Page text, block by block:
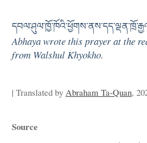
Abhaya wrote this prayer at the
from Walshul Khyokho.
| Translated by Abraham Ta-Quan,
Source